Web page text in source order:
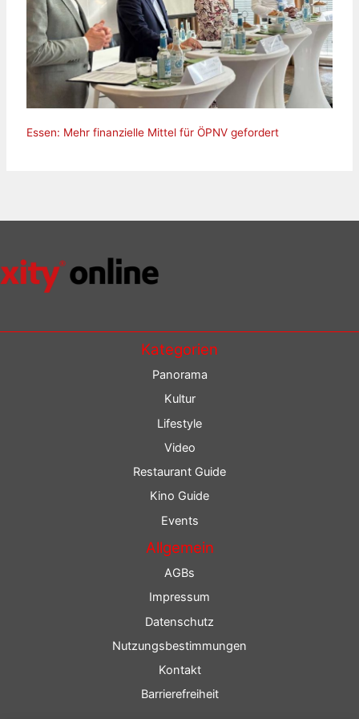
Essen: Mehr finanzielle Mittel für ÖPNV gefordert
Kategorien
Panorama
Kultur
Lifestyle
Video
Restaurant Guide
Kino Guide
Events
Allgemein
AGBs
Impressum
Datenschutz
Nutzungsbestimmungen
Kontakt
Barrierefreiheit